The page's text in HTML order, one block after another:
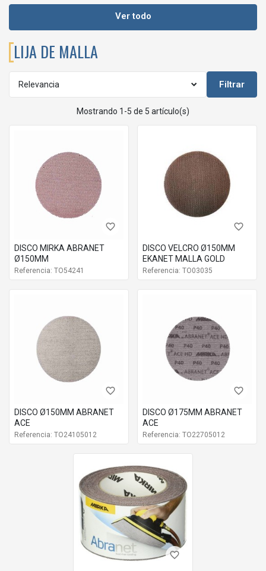
Ver todo
LIJA DE MALLA
Relevancia Filtrar
Mostrando 1-5 de 5 artículo(s)
favorite_border
DISCO MIRKA ABRANET
Ø150MM
Referencia: TO54241
favorite_border
DISCO VELCRO Ø150MM
EKANET MALLA GOLD
Referencia: TO03035
favorite_border
DISCO Ø150MM ABRANET
ACE
Referencia: TO24105012
favorite_border
DISCO Ø175MM ABRANET
ACE
Referencia: TO22705012
favorite_border